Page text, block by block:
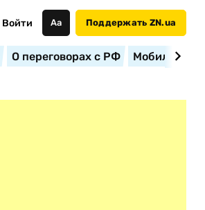
Войти Аа Поддержать ZN.ua
О переговорах с РФ